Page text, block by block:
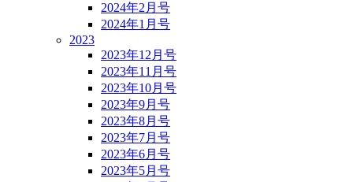
2024年2月号
2024年1月号
2023
2023年12月号
2023年11月号
2023年10月号
2023年9月号
2023年8月号
2023年7月号
2023年6月号
2023年5月号